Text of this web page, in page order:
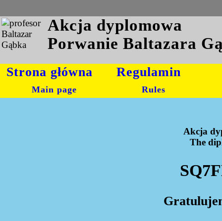
Akcja dyplomowa
Porwanie Baltazara
Strona główna
Main page
Regulamin
Rules
Akcja
The